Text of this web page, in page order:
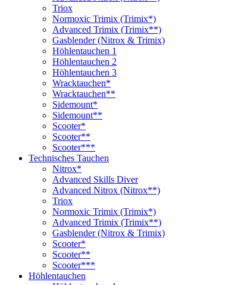
Triox
Normoxic Trimix (Trimix*)
Advanced Trimix (Trimix**)
Gasblender (Nitrox & Trimix)
Höhlentauchen 1
Höhlentauchen 2
Höhlentauchen 3
Wracktauchen*
Wracktauchen**
Sidemount*
Sidemount**
Scooter*
Scooter**
Scooter***
Technisches Tauchen
Nitrox*
Advanced Skills Diver
Advanced Nitrox (Nitrox**)
Triox
Normoxic Trimix (Trimix*)
Advanced Trimix (Trimix**)
Gasblender (Nitrox & Trimix)
Scooter*
Scooter**
Scooter***
Höhlentauchen